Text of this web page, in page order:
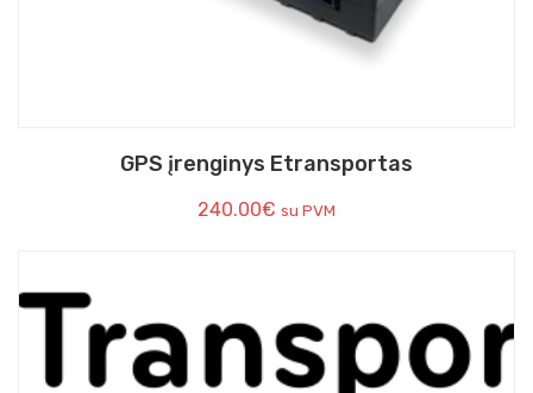
GPS įrenginys Etransportas
240.00€ su PVM